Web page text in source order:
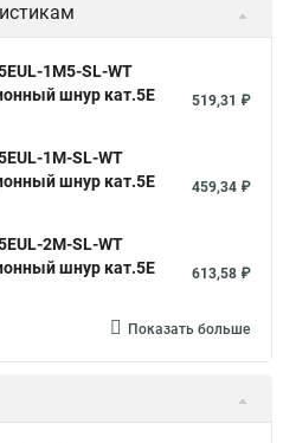
1M5-SL-WT
шнур кат.5E
519,31 ₽
1M-SL-WT
шнур кат.5E
459,34 ₽
2M-SL-WT
шнур кат.5E
613,58 ₽
Показать больше